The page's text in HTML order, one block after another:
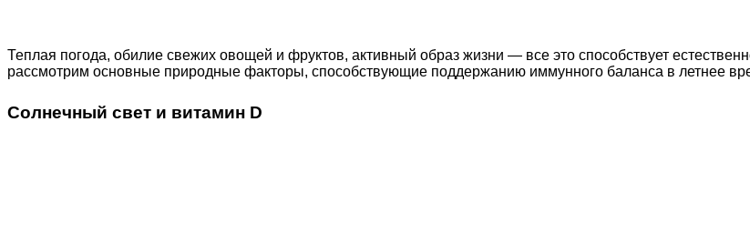
Теплая погода, обилие свежих овощей и фруктов, активный образ жизни — все это способствует
рассмотрим основные природные факторы, способствующие поддержанию иммунного баланса в летнее
Солнечный свет и витамин D